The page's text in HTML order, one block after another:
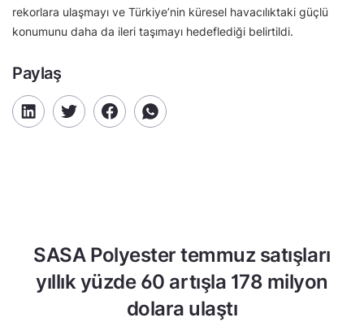
rekorlara ulaşmayı ve Türkiye’nin küresel havacılıktaki güçlü
konumunu daha da ileri taşımayı hedeflediği belirtildi.
Paylaş
SASA Polyester temmuz satışları
yıllık yüzde 60 artışla 178 milyon
dolara ulaştı